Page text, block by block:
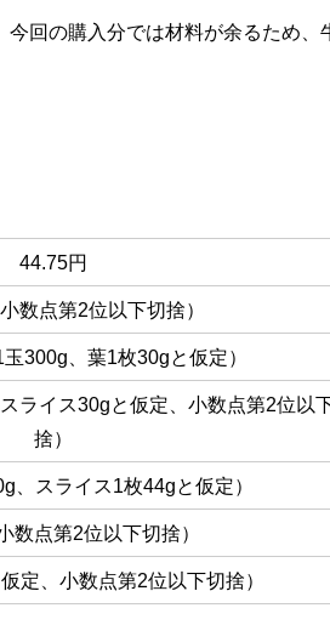
回の購入分では材料が余るため、
44.75円
数点第2位以下切捨）
300g、葉1枚30gと仮定）
ライス30gと仮定、小数点第2位以
捨）
、スライス1枚44gと仮定）
数点第2位以下切捨）
定、小数点第2位以下切捨）